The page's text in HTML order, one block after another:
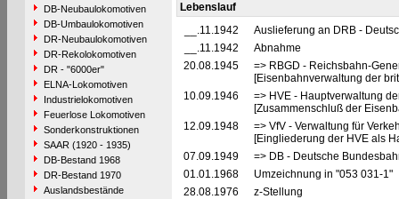
DB-Neubaulokomotiven
DB-Umbaulokomotiven
DR-Neubaulokomotiven
DR-Rekolokomotiven
DR - "6000er"
ELNA-Lokomotiven
Industrielokomotiven
Feuerlose Lokomotiven
Sonderkonstruktionen
SAAR (1920 - 1935)
DB-Bestand 1968
DR-Bestand 1970
Auslandsbestände
Lebenslauf
__.11.1942
Auslieferung an DRB -
__.11.1942
Abnahme
20.08.1945
=> RBGD - Reichsbahn-
[Eisenbahnverwaltung der
10.09.1946
=> HVE - Hauptverwaltung
[Zusammenschluß der
12.09.1948
=> VfV - Verwaltung für
[Eingliederung der HVE als
07.09.1949
=> DB - Deutsche
01.01.1968
Umzeichnung in "053 031-1"
28.08.1976
z-Stellung